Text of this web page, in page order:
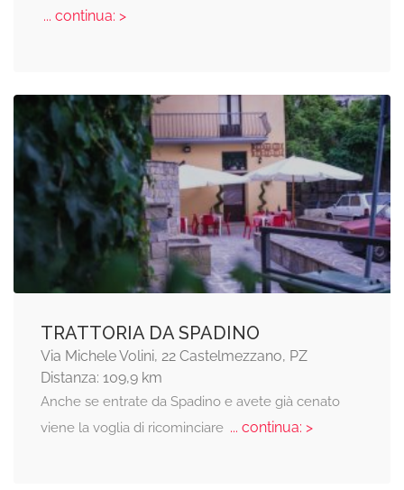
... continua: >
TRATTORIA DA SPADINO
Via Michele Volini, 22 Castelmezzano, PZ
Distanza: 109,9 km
Anche se entrate da Spadino e avete già cenato
viene la voglia di ricominciare... continua: >